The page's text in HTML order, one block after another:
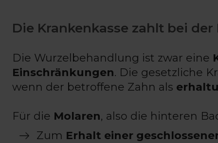
Die Krankenkasse zahlt bei
Die Wurzelbehandlung ist zwar eine
Einschränkungen. Die gesetzliche
wenn der betroffene Zahn als
Für die Molaren, also die hinteren
Zum Erhalt einer